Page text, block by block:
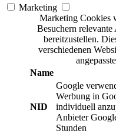
Marketing
Marketing Cookies
Besuchern
bereitzustellen.
verschiedenen
Name
NID
Google
Werbung in
individuell
Anbieter
Stunden